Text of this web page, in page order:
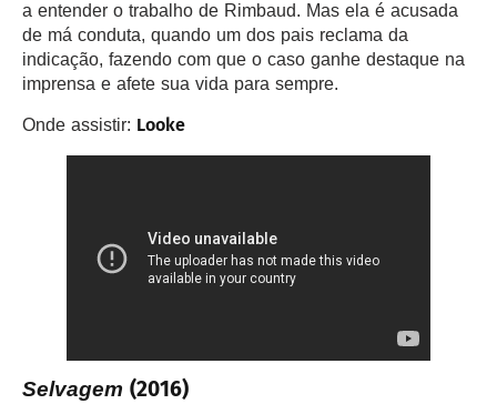
a entender o trabalho de Rimbaud. Mas ela é acusada
de má conduta, quando um dos pais reclama da
indicação, fazendo com que o caso ganhe destaque na
imprensa e afete sua vida para sempre.
Onde assistir: Looke
Selvagem (2016)